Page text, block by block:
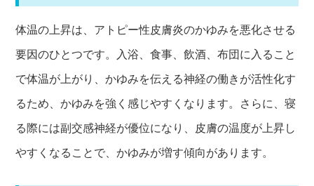
体温の上昇は、アトピー性皮膚炎のかゆみを悪化させる
要因のひとつです。入浴、食事、飲酒、布団に入ること
で体温が上がり、かゆみを伝える神経の働きが活性化す
るため、かゆみを強く感じやすくなります。さらに、寝
る際には副交感神経が優位になり、皮膚の温度が上昇し
やすくなることで、かゆみが増す傾向があります。